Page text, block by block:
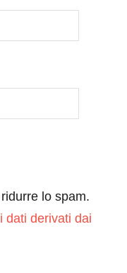
lo spam.
dati derivati dai